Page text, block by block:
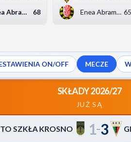
Enea Abramczyk Astor...
68
Enea Abramczyk Astor... 65
ON/OFF MECZE
SKŁADY 2026/27
JUŻ SĄ
SZKŁA KROSNO 1–3
strony, zbierając i
Akceptuj wszystkie